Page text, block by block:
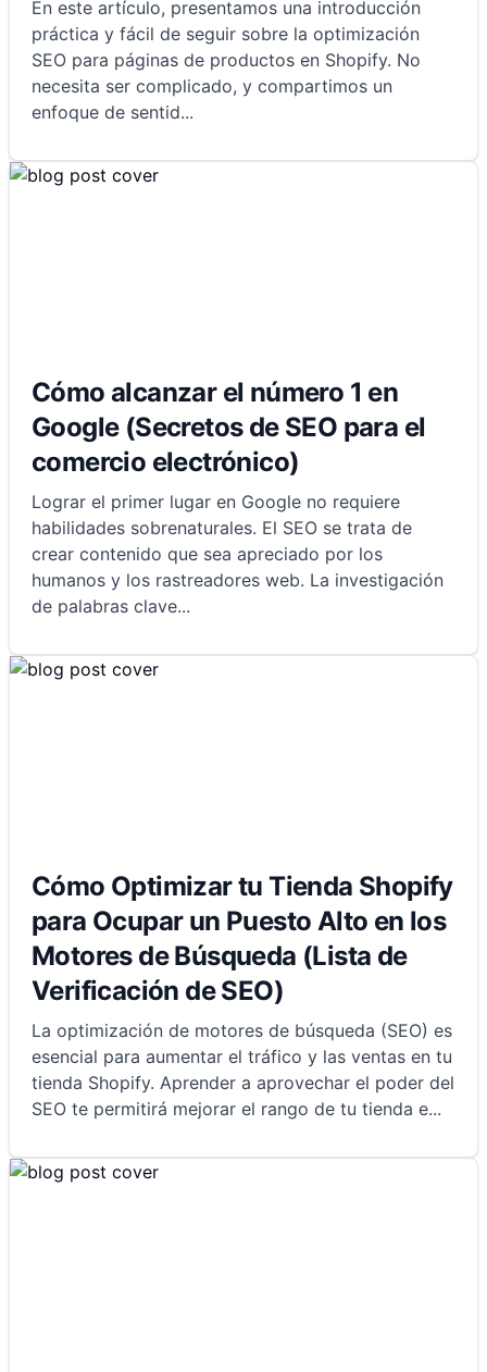
En este artículo, presentamos una introducción
práctica y fácil de seguir sobre la optimización
SEO para páginas de productos en Shopify. No
necesita ser complicado, y compartimos un
enfoque de sentid...
Cómo alcanzar el número 1 en
Google (Secretos de SEO para el
comercio electrónico)
Lograr el primer lugar en Google no requiere
habilidades sobrenaturales. El SEO se trata de
crear contenido que sea apreciado por los
humanos y los rastreadores web. La investigación
de palabras clave...
Cómo Optimizar tu Tienda Shopify
para Ocupar un Puesto Alto en los
Motores de Búsqueda (Lista de
Verificación de SEO)
La optimización de motores de búsqueda (SEO) es
esencial para aumentar el tráfico y las ventas en tu
tienda Shopify. Aprender a aprovechar el poder del
SEO te permitirá mejorar el rango de tu tienda e...